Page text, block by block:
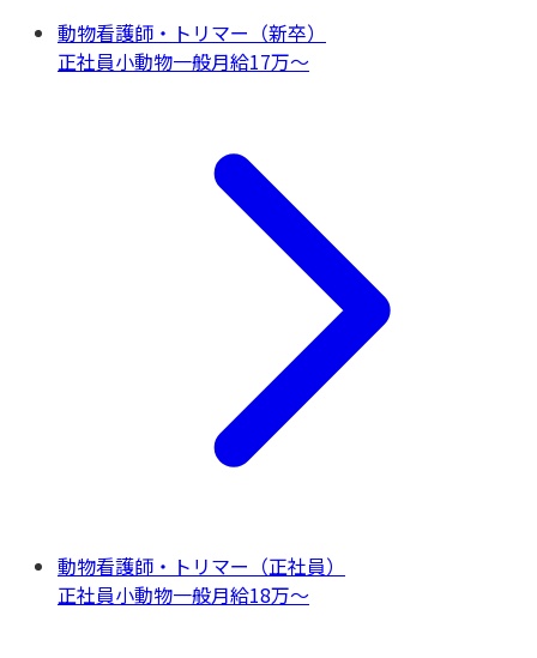
動物看護師・トリマー（新卒）
正社員小動物一般月給17万〜
動物看護師・トリマー（正社員）
正社員小動物一般月給18万〜